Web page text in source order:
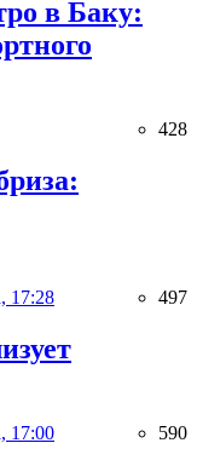
в Баку:
428
17:28 497
17:00 590